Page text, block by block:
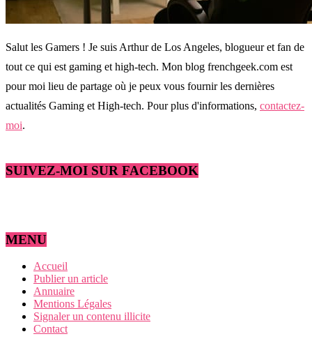
Salut les Gamers ! Je suis Arthur de Los Angeles, blogueur et fan de
tout ce qui est gaming et high-tech. Mon blog frenchgeek.com est
pour moi lieu de partage où je peux vous fournir les dernières
actualités Gaming et High-tech. Pour plus d'informations, contactez-
moi.
SUIVEZ-MOI SUR FACEBOOK
MENU
Accueil
Publier un article
Annuaire
Mentions Légales
Signaler un contenu illicite
Contact